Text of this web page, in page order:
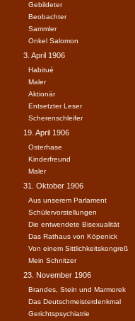
Gebildeter
Beobachter
Sammler
Onkel Salomon
3. April 1906
Habitué
Maler
Aktionär
Entsetzter Leser
Scherenschleifer
19. April 1906
Osterhase
Kinderfreund
Maler
31. Oktober 1906
Aus unserem Parlament
Schülervorstellungen
Die entwendete Bisexualität
Das Rathaus von Köpenick
Von einem Sittlichkeitskongreß
Mein Schnitzer
23. November 1906
Brandes, Stein und Marmorek
Das Deutschmeisterdenkmal
Gerichtspsychiatrie